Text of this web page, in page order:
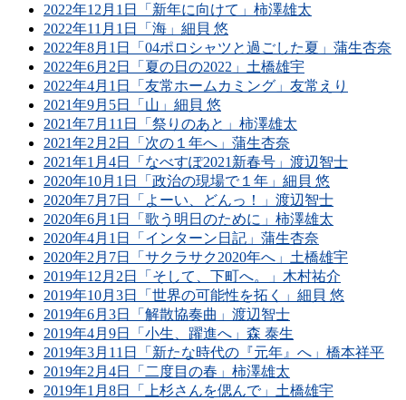
2022年12月1日「新年に向けて」柿澤雄太
2022年11月1日「海」細貝 悠
2022年8月1日「04ポロシャツと過ごした夏」蒲生杏奈
2022年6月2日「夏の日の2022」土橋雄宇
2022年4月1日「友常ホームカミング」友常えり
2021年9月5日「山」細貝 悠
2021年7月11日「祭りのあと」柿澤雄太
2021年2月2日「次の１年へ」蒲生杏奈
2021年1月4日「なべすぽ2021新春号」渡辺智士
2020年10月1日「政治の現場で１年」細貝 悠
2020年7月7日「よーい、どんっ！」渡辺智士
2020年6月1日「歌う明日のために」柿澤雄太
2020年4月1日「インターン日記」蒲生杏奈
2020年2月7日「サクラサク2020年へ」土橋雄宇
2019年12月2日「そして、下町へ。」木村祐介
2019年10月3日「世界の可能性を拓く」細貝 悠
2019年6月3日「解散協奏曲」渡辺智士
2019年4月9日「小生、躍進へ」森 泰生
2019年3月11日「新たな時代の『元年』へ」橋本祥平
2019年2月4日「二度目の春」柿澤雄太
2019年1月8日「上杉さんを偲んで」土橋雄宇